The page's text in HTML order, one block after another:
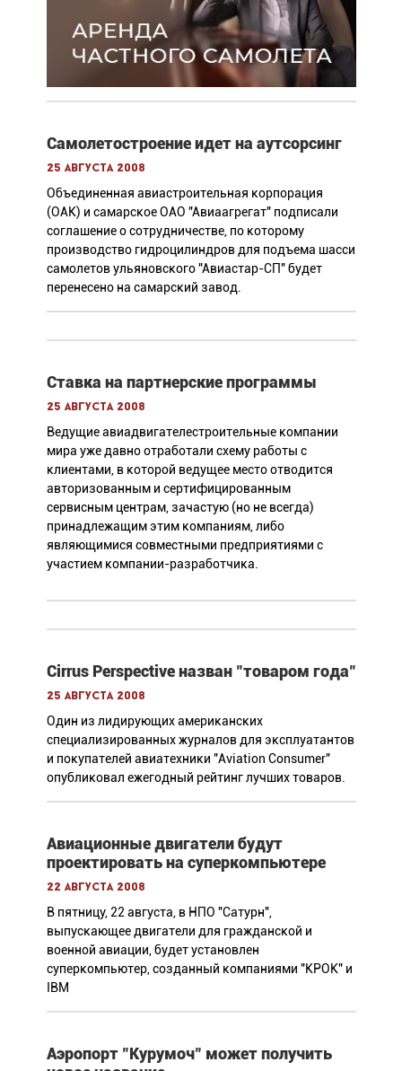
Самолетостроение идет на аутсорсинг
25 августа 2008
Объединенная авиастроительная корпорация
(ОАК) и самарское ОАО "Авиаагрегат" подписали
соглашение о сотрудничестве, по которому
производство гидроцилиндров для подъема шасси
самолетов ульяновского "Авиастар-СП" будет
перенесено на самарский завод.
Ставка на партнерские программы
25 августа 2008
Ведущие авиадвигателестроительные компании
мира уже давно отработали схему работы с
клиентами, в которой ведущее место отводится
авторизованным и сертифицированным
сервисным центрам, зачастую (но не всегда)
принадлежащим этим компаниям, либо
являющимися совместными предприятиями с
участием компании-разработчика.
Cirrus Perspective назван "товаром года"
25 августа 2008
Один из лидирующих американских
специализированных журналов для эксплуатантов
и покупателей авиатехники "Aviation Consumer"
опубликовал ежегодный рейтинг лучших товаров.
Авиационные двигатели будут
проектировать на суперкомпьютере
22 августа 2008
В пятницу, 22 августа, в НПО "Сатурн",
выпускающее двигатели для гражданской и
военной авиации, будет установлен
суперкомпьютер, созданный компаниями "КРОК" и
IBM
Аэропорт "Курумоч" может получить